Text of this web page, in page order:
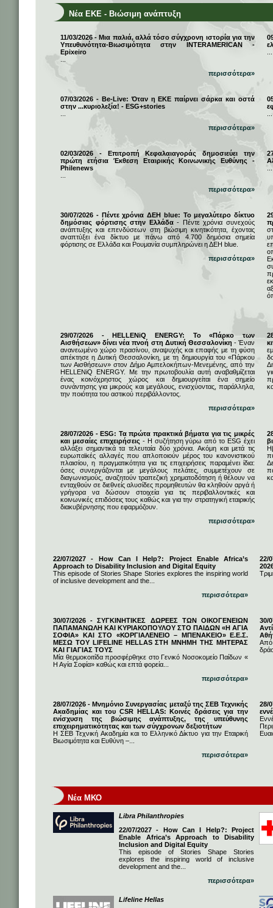
Νέα ΕΚΕ - Βιώσιμη ανάπτυξη
11/03/2026 - Μια παλιά, αλλά τόσο σύγχρονη ιστορία για την
Υπευθυνότητα-Βιωσιμότητα στην INTERAMERICAN -
Epixeiro
περισσότερα»
07/03/2026 - Be-Live: Όταν η ΕΚΕ παίρνει σάρκα και οστά
στην ...κυριολεξία! - ESG+stories
περισσότερα»
02/03/2026 - Επιτροπή Κεφαλαιαγοράς δημοσιεύει την
πρώτη ετήσια Έκθεση Εταιρικής Κοινωνικής Ευθύνης -
Philenews
περισσότερα»
30/07/2026 - Πέντε χρόνια ΔΕΗ blue: Το μεγαλύτερο δίκτυο
δημόσιας φόρτισης στην Ελλάδα- Πέντε χρόνια συνεχούς
ανάπτυξης και επενδύσεων στη βιώσιμη κινητικότητα, έχοντας
αναπτύξει ένα δίκτυο με πάνω από 4.700 δημόσια σημεία
φόρτισης σε Ελλάδα και Ρουμανία συμπληρώνει η ΔΕΗ blue.
περισσότερα»
29/07/2026 - HELLENiQ ENERGY: Το «Πάρκο των
Αισθήσεων» δίνει νέα πνοή στη Δυτική Θεσσαλονίκη - Έναν
ανανεωμένο χώρο πρασίνου, αναψυχής και επαφής με τη φύση
απέκτησε η Δυτική Θεσσαλονίκη, με τη δημιουργία του «Πάρκου
των Αισθήσεων» στον Δήμο Αμπελοκήπων-Μενεμένης, από την
HELLENiQ ENERGY. Με την πρωτοβουλία αυτή αναβαθμίζεται
ένας κοινόχρηστος χώρος και δημιουργείται ένα σημείο
συνάντησης για μικρούς και μεγάλους, ενισχύοντας, παράλληλα,
την ποιότητα του αστικού περιβάλλοντος.
περισσότερα»
28/07/2026 - ESG: Τα πρώτα πρακτικά βήματα για τις μικρές
και μεσαίες επιχειρήσεις - Η συζήτηση γύρω από το ESG έχει
αλλάξει σημαντικά τα τελευταία δύο χρόνια. Ακόμη και μετά τις
ευρωπαϊκές αλλαγές που απλοποιούν μέρος του κανονιστικού
πλαισίου, η πραγματικότητα για τις επιχειρήσεις παραμένει ίδια:
όσες συνεργάζονται με μεγάλους πελάτες, συμμετέχουν σε
διαγωνισμούς, αναζητούν τραπεζική χρηματοδότηση ή θέλουν να
ενταχθούν σε διεθνείς αλυσίδες προμηθευτών θα κληθούν αργά ή
γρήγορα να δώσουν στοιχεία για τις περιβαλλοντικές και
κοινωνικές επιδόσεις τους καθώς και για την στρατηγική εταιρικής
διακυβέρνησης που εφαρμόζουν.
περισσότερα»
22/07/2027 - How Can I Help?: Project Enable Africa’s
Approach to Disability Inclusion and Digital Equity
This episode of Stories Shape Stories explores the inspiring world
of inclusive development and the...
περισσότερα»
22/
30/07/2026 - ΣΥΓΚΙΝΗΤΙΚΕΣ ΔΩΡΕΕΣ ΤΩΝ ΟΙΚΟΓΕΝΕΙΩΝ
ΠΑΠΑΜΑΝΩΛΗ ΚΑΙ ΚΥΡΙΑΚΟΠΟΥΛΟΥ ΣΤΟ ΠΑΙΔΩΝ «Η ΑΓΙΑ
ΣΟΦΙΑ» ΚΑΙ ΣΤΟ «ΚΟΡΓΙΑΛΕΝΕΙΟ – ΜΠΕΝΑΚΕΙΟ» Ε.Ε.Σ.
ΜΕΣΩ ΤΟΥ LIFELINE HELLAS ΣΤΗ ΜΝΗΜΗ ΤΗΣ ΜΗΤΕΡΑΣ
ΚΑΙ ΓΙΑΓΙΑΣ ΤΟΥΣ
Μία θερμοκοιτίδα προσφέρθηκε στο Γενικό Νοσοκομείο Παίδων «
Η Αγία Σοφία» καθώς και επτά φορεία...
περισσότερα»
30/
Από
28/07/2026 - Μνημόνιο Συνεργασίας μεταξύ της ΣΕΒ Τεχνικής
Ακαδημίας και του CSR HELLAS: Κοινές δράσεις για την
ενίσχυση της βιώσιμης ανάπτυξης, της υπεύθυνης
επιχειρηματικότητας και των σύγχρονων δεξιοτήτων
Η ΣΕΒ Τεχνική Ακαδημία και το Ελληνικό Δίκτυο για την Εταιρική
Βιωσιμότητα και Ευθύνη –...
περισσότερα»
28/
Νέα ΜΚΟ
Libra Philanthropies
22/07/2027 - How Can I Help?: Project
Enable Africa’s Approach to Disability
Inclusion and Digital Equity
This episode of Stories Shape Stories
explores the inspiring world of inclusive
development and the...
περισσότερα»
Lifeline Hellas